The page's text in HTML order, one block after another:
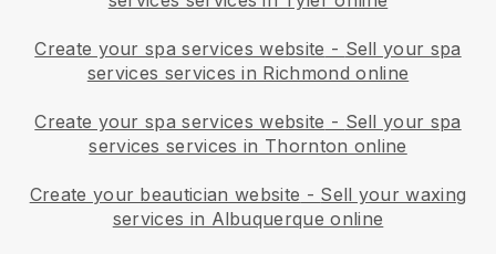
Create your spa services website - Sell your spa
services services in Richmond online
Create your spa services website - Sell your spa
services services in Thornton online
Create your beautician website - Sell your waxing
services in Albuquerque online